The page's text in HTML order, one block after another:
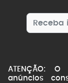
ATENÇÃO:
anúncios